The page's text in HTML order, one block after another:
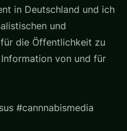
in Deutschland und ich
und
die Öffentlichkeit zu
von und für
#cannnabismedia